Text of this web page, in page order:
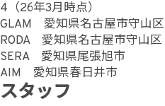
4（26年3月時点）
GLAM 愛知県名古屋市守山区
RODA 愛知県名古屋市守山
SERA 愛知県尾張旭市
AIM 愛知県春日井市
スタッフ